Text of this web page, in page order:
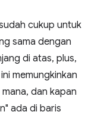
cukup untuk
sama dengan
di atas, plus,
memungkinkan
dan kapan
ada di baris